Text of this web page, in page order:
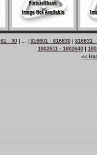
61 - 90| ... | 816601 - 816630| 816631 -
1802611 - 1802640|
<<